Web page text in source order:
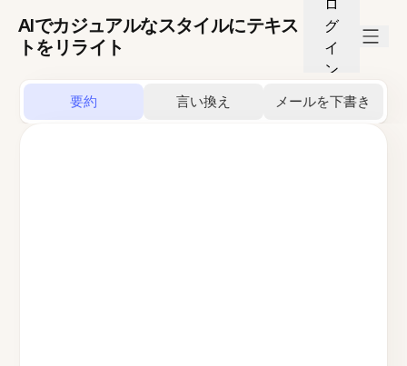
AIでカジュアルなスタイルにテキス
トをリライト
ロ
グ
イ
ン
要約 言い換え メールを下書き